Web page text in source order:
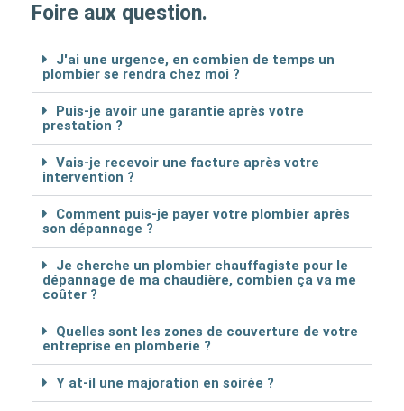
Foire aux question.
J'ai une urgence, en combien de temps un
plombier se rendra chez moi ?
Puis-je avoir une garantie après votre
prestation ?
Vais-je recevoir une facture après votre
intervention ?
Comment puis-je payer votre plombier après
son dépannage ?
Je cherche un plombier chauffagiste pour le
dépannage de ma chaudière, combien ça va me
coûter ?
Quelles sont les zones de couverture de votre
entreprise en plomberie ?
Y at-il une majoration en soirée ?